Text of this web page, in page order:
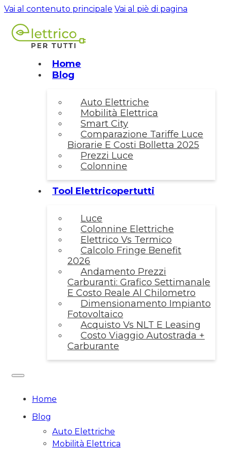
Vai al contenuto principale Vai al piè di pagina
Home
Blog
Auto Elettriche
Mobilità Elettrica
Smart City
Comparazione Tariffe Luce
Biorarie E Costi Bolletta 2025
Prezzi Luce
Colonnine
Tool Elettricopertutti
Luce
Colonnine Elettriche
Elettrico Vs Termico
Calcolo Fringe Benefit
2026
Andamento Prezzi
Carburanti: Grafico Settimanale
E Costo Reale Al Chilometro
Dimensionamento Impianto
Fotovoltaico
Acquisto Vs NLT E Leasing
Costo Viaggio Autostrada +
Carburante
Home
Blog
Auto Elettriche
Mobilità Elettrica